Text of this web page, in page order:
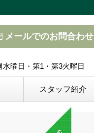
メールでのお問合わせ
水曜日・第1・第3火曜日
スタッフ紹介